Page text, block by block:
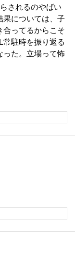
されるのやばい
果については、子
合ってるからこそ
常駐時を振り返る
った。立場って怖